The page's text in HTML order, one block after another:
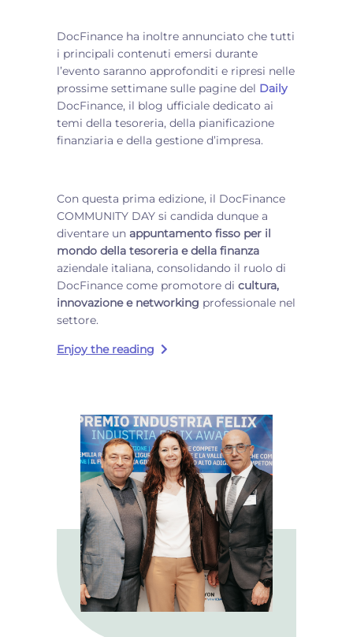
DocFinance ha inoltre annunciato che tutti
i principali contenuti emersi durante
l’evento saranno approfonditi e ripresi nelle
prossime settimane sulle pagine del Daily
DocFinance, il blog ufficiale dedicato ai
temi della tesoreria, della pianificazione
finanziaria e della gestione d’impresa.
Con questa prima edizione, il DocFinance
COMMUNITY DAY si candida dunque a
diventare un appuntamento fisso per il
mondo della tesoreria e della finanza
aziendale italiana, consolidando il ruolo di
DocFinance come promotore di cultura,
innovazione e networking professionale nel
settore.
Enjoy the reading